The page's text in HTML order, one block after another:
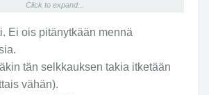
Click to expand...
Click to expand...
Ei ois pitänytkään mennä
tän selkkauksen takia itketään
vähän).